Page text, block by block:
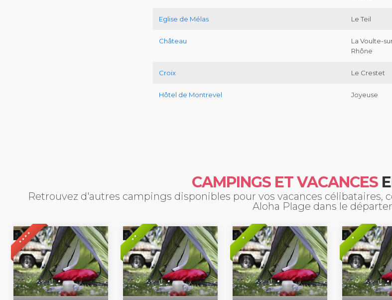
Eglise de Mélas Le Teil
Château
La Voulte-
Rhône
Croix Le Crestet
Hôtel de Montrevel Joyeuse
CAMPINGS ET VACANCES
Retrouvez d'autres campings disponibles pour vos vacances
Aloha Plage dans le
* * * * * * * *